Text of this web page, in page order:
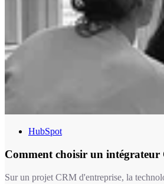
HubSpot
Comment choisir un
Sur un projet CRM d'entreprise, la